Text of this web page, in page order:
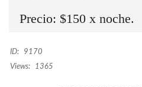
Precio: $150 x noche.
ID:
9170
Views:
1365